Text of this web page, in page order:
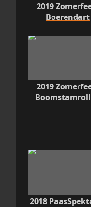
2019
Boerendart
2019
2018